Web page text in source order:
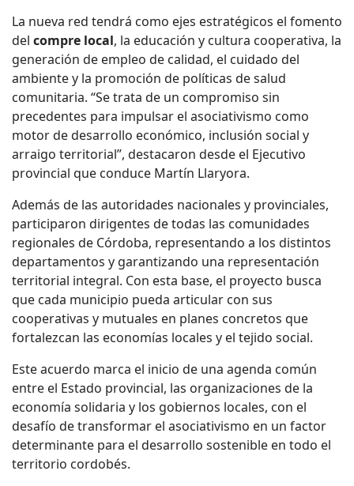
La nueva red tendrá como ejes estratégicos el fomento
del compre local, la educación y cultura cooperativa, la
generación de empleo de calidad, el cuidado del
ambiente y la promoción de políticas de salud
comunitaria. “Se trata de un compromiso sin
precedentes para impulsar el asociativismo como
motor de desarrollo económico, inclusión social y
arraigo territorial”, destacaron desde el Ejecutivo
provincial que conduce Martín Llaryora.
Además de las autoridades nacionales y provinciales,
participaron dirigentes de todas las comunidades
regionales de Córdoba, representando a los distintos
departamentos y garantizando una representación
territorial integral. Con esta base, el proyecto busca
que cada municipio pueda articular con sus
cooperativas y mutuales en planes concretos que
fortalezcan las economías locales y el tejido social.
Este acuerdo marca el inicio de una agenda común
entre el Estado provincial, las organizaciones de la
economía solidaria y los gobiernos locales, con el
desafío de transformar el asociativismo en un factor
determinante para el desarrollo sostenible en todo el
territorio cordobés.